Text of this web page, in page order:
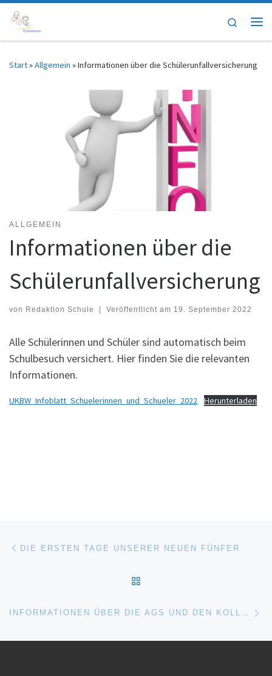
Zum Inhalt springen
Search
Start»Allgemein »Informationen über die Schülerunfallversicherung
ALLGEMEIN
Informationen über die
Schülerunfallversicherung
von Redaktion Schule Veröffentlicht am 19. September 2022
Alle Schülerinnen und Schüler sind automatisch beim
Schulbesuch versichert. Hier finden Sie die relevanten
Informationen.
UKBW_Infoblatt_Schuelerinnen_und_Schueler_2022 Herunterladen
Beitragsnavigation
DIE ERSTEN TAGE UNSERER NEUEN FÜNFER
INFORMATIONEN ÜBER DIE AGS UND DEN KOLLEGENAUSFLUG